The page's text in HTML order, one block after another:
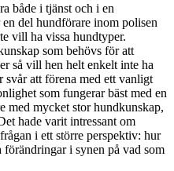
både i tjänst och i en
del hundförare inom polisen
vill ha vissa hundtyper.
som behövs för att
så vill hen helt enkelt inte ha
svår att förena med ett vanligt
som fungerar bäst med en
med mycket stor hundkunskap,
hade varit intressant om
i ett större perspektiv: hur
i synen på vad som